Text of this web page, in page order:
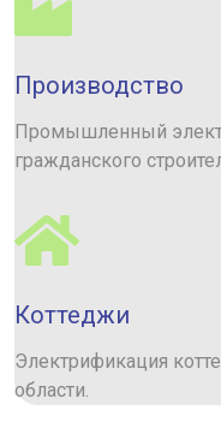
Производство
Промышленный
гражданского
Коттеджи
Электрификация
области.